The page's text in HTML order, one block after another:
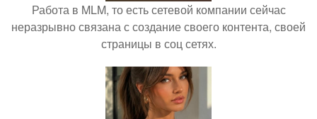
Работа в MLM, то есть сетевой компании сейчас
неразрывно связана с создание своего контента, своей
страницы в соц сетях.